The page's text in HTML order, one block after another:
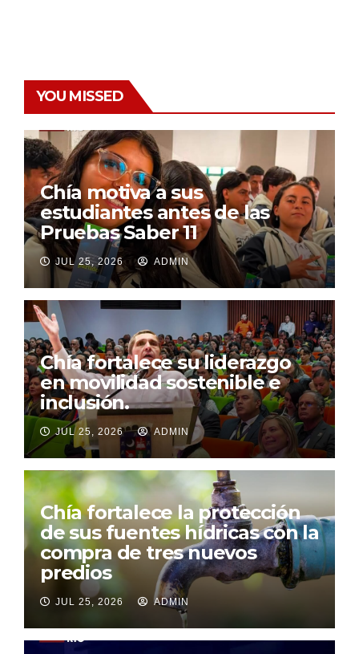
YOU MISSED
Chía motiva a sus
estudiantes antes de las
Pruebas Saber 11
JUL 25, 2026 ADMIN
Chía fortalece su liderazgo
en movilidad sostenible e
inclusión.
JUL 25, 2026 ADMIN
Chía fortalece la protección
de sus fuentes hídricas con la
compra de tres nuevos
predios
JUL 25, 2026 ADMIN